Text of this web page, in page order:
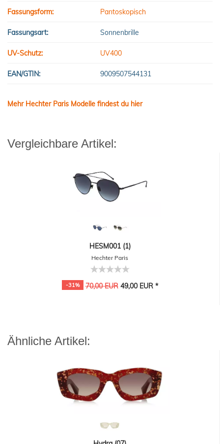
Fassungsform: Pantoskopisch
Fassungsart: Sonnenbrille
UV-Schutz: UV400
EAN/GTIN: 9009507544131
Mehr Hechter Paris Modelle findest du hier
Vergleichbare Artikel:
HESM001 (1)
Hechter Paris
-31% 70,00 EUR49,00 EUR *
Ähnliche Artikel: